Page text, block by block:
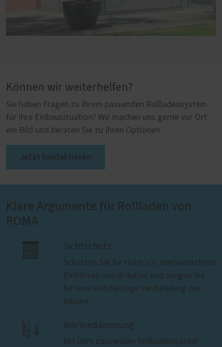
Können wir weiterhelfen?
Sie haben Fragen zu Ihrem passenden Rollladensystem
für Ihre Einbausituation? Wir machen uns gerne vor Ort
ein Bild und beraten Sie zu Ihren Optionen.
Jetzt kontaktieren
Klare Argumente für Rollladen von
ROMA
 Sichtschutz
Schützen Sie Ihr Heim vor unerwünschten
Einblicken von draußen und sorgen Sie
für eine vollständige Verdunklung der
Räume.
 Wärmedämmung
Mit dem passenden Rollladensystem